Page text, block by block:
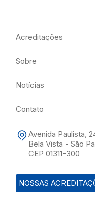
Acreditações
Sobre
Notícias
Contato
Avenida Paulista,
Bela Vista - São
CEP 01311-300
NOSSAS